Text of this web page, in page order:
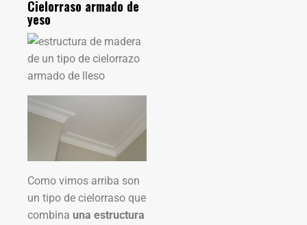
Cielorraso armado de
yeso
Como vimos arriba son
un tipo de cielorraso que
combina una estructura